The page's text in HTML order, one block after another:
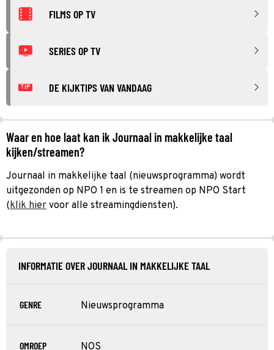
FILMS OP TV
SERIES OP TV
TIP DE KIJKTIPS VAN VANDAAG
Waar en hoe laat kan ik Journaal in makkelijke taal
kijken/streamen?
Journaal in makkelijke taal (nieuwsprogramma) wordt
uitgezonden op NPO 1 en is te streamen op NPO Start
(klik hier voor alle streamingdiensten).
INFORMATIE OVER JOURNAAL IN MAKKELIJKE TAAL
GENRE Nieuwsprogramma
OMROEP NOS